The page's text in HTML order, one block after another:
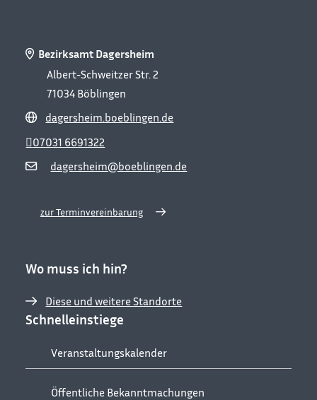
Bezirksamt Dagersheim
Albert-Schweitzer Str. 2
71034 Böblingen
dagersheim.boeblingen.de
dagersheim@boeblingen.de
07031 6691322
zur Terminvereinbarung
Wo muss ich hin?
Diese und weitere Standorte
Schnelleinstiege
Veranstaltungskalender
Öffentliche Bekanntmachungen